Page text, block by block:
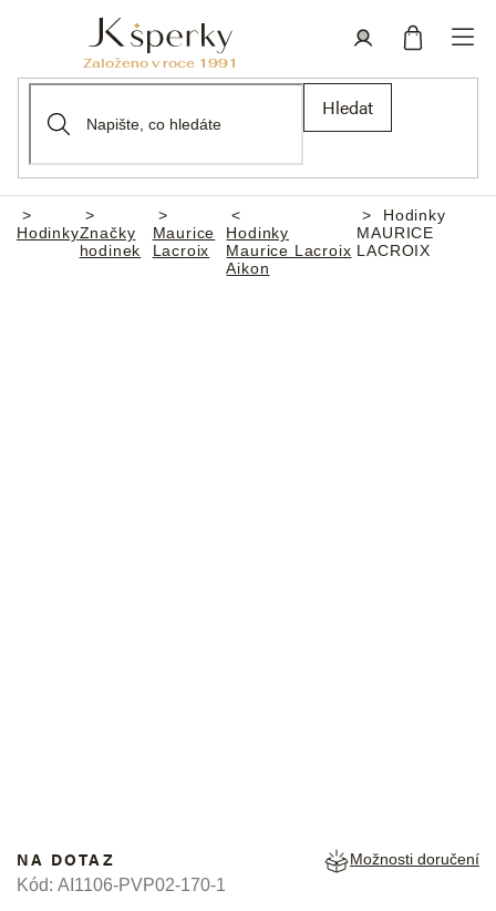
Hledat
Domů
HodinkyZnačky
hodinek
Maurice
Lacroix
Hodinky
Maurice Lacroix
Aikon
Hodinky
MAURICE
LACROIX
NA DOTAZ Možnosti doručení
Kód: AI1106-PVP02-170-1